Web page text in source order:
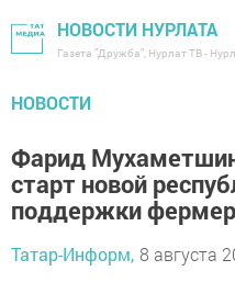
НОВОСТИ НУРЛАТА
Газета "Дружба", Нурлат ТВ -
НОВОСТИ
Фарид
старт новой
поддержки
Татар-Информ, 8 августа